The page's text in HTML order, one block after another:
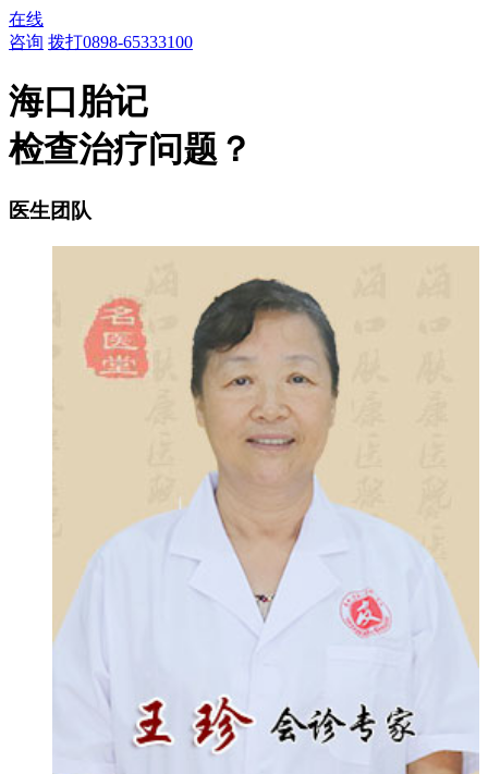
在线
咨询 拨打0898-65333100
海口胎记
检查治疗问题？
医生团队